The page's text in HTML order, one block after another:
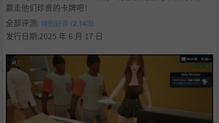
赢走他们珍贵的卡牌吧！
全部评测: 特别好评 (2,143)
发行日期:2025 年 6 月 17 日